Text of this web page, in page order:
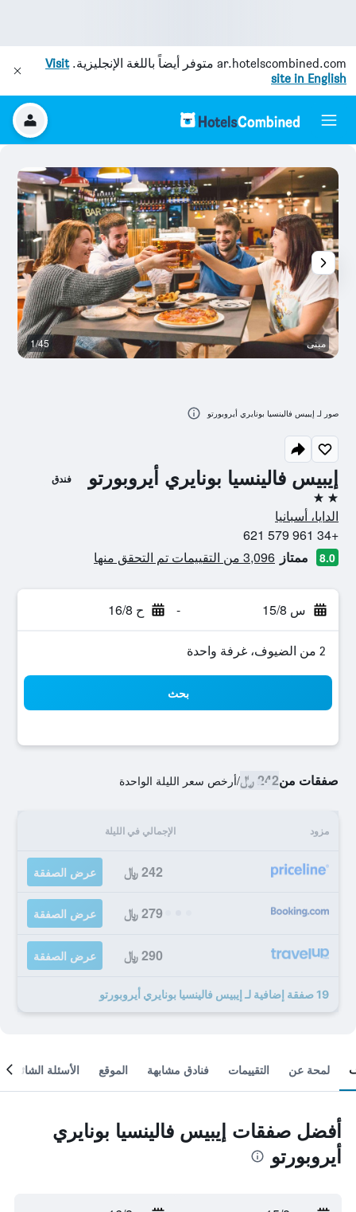
ar.hotelscombined.com متوفر أيضاً باللغة الإنجليزية.Visit
site in English
إيبيس فالينسيا بونايري أيروبورتو فندق
2 نجمتين
الدايا، أسبانيا
+34 961 579 621
8.0 ممتاز 3,096 من التقييمات تم التحقق منها
س 15/8 - ح 16/8
2 من الضيوف، غرفة واحدة
بحث
صفقات من242 ﷼ /أرخص سعر الليلة الواحدة
مزود الإجمالي في الليلة
242 ﷼ عرض الصفقة
279 ﷼ عرض الصفقة
290 ﷼ عرض الصفقة
19 صفقة إضافية لـ إيبيس فالينسيا بونايري أيروبورتو
مبنى 1/45
صور لـ إيبيس فالينسيا بونايري أيروبورتو
لمحة عن التقييمات فنادق مشابهة الموقع الأسئلة الشائعة
أفضل صفقات إيبيس فالينسيا بونايري
أيروبورتو